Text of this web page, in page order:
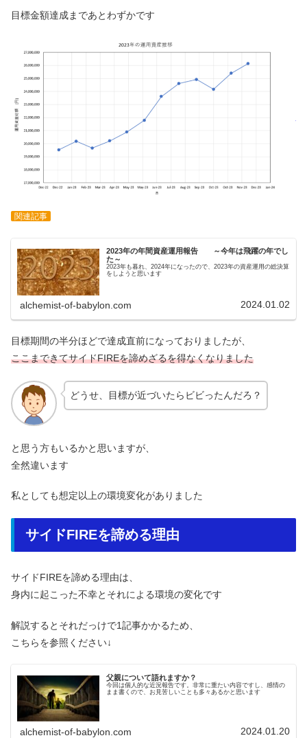
目標金額達成まであとわずかです
関連記事
2023年の年間資産運用報告 ～今年は飛躍の年でし
た～
2023年も暮れ、2024年になったので、2023年の資産運用の総決算
をしようと思います
alchemist-of-babylon.com 2024.01.02
目標期間の半分ほどで達成直前になっておりましたが、
ここまできてサイドFIREを諦めざるを得なくなりました
どうせ、目標が近づいたらビビったんだろ？
と思う方もいるかと思いますが、
全然違います
私としても想定以上の環境変化がありました
サイドFIREを諦める理由
サイドFIREを諦める理由は、
身内に起こった不幸とそれによる環境の変化です
解説するとそれだっけで1記事かかるため、
こちらを参照ください↓
父親について語れますか？
今回は個人的な近況報告です。非常に重たい内容ですし、感情の
まま書くので、お見苦しいことも多々あるかと思います
alchemist-of-babylon.com 2024.01.20